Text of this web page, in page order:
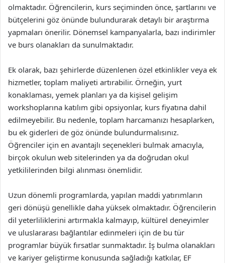
olmaktadır. Öğrencilerin, kurs seçiminden önce, şartlarını ve
bütçelerini göz önünde bulundurarak detaylı bir araştırma
yapmaları önerilir. Dönemsel kampanyalarla, bazı indirimler
ve burs olanakları da sunulmaktadır.
Ek olarak, bazı şehirlerde düzenlenen özel etkinlikler veya ek
hizmetler, toplam maliyeti artırabilir. Örneğin, yurt
konaklaması, yemek planları ya da kişisel gelişim
workshoplarına katılım gibi opsiyonlar, kurs fiyatına dahil
edilmeyebilir. Bu nedenle, toplam harcamanızı hesaplarken,
bu ek giderleri de göz önünde bulundurmalısınız.
Öğrenciler için en avantajlı seçenekleri bulmak amacıyla,
birçok okulun web sitelerinden ya da doğrudan okul
yetkililerinden bilgi alınması önemlidir.
Uzun dönemli programlarda, yapılan maddi yatırımların
geri dönüşü genellikle daha yüksek olmaktadır. Öğrencilerin
dil yeterliliklerini artırmakla kalmayıp, kültürel deneyimler
ve uluslararası bağlantılar edinmeleri için de bu tür
programlar büyük fırsatlar sunmaktadır. İş bulma olanakları
ve kariyer geliştirme konusunda sağladığı katkılar, EF